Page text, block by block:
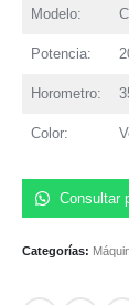
Modelo:
Potencia:
Horometro:
Color:
Consultar
Categorías: